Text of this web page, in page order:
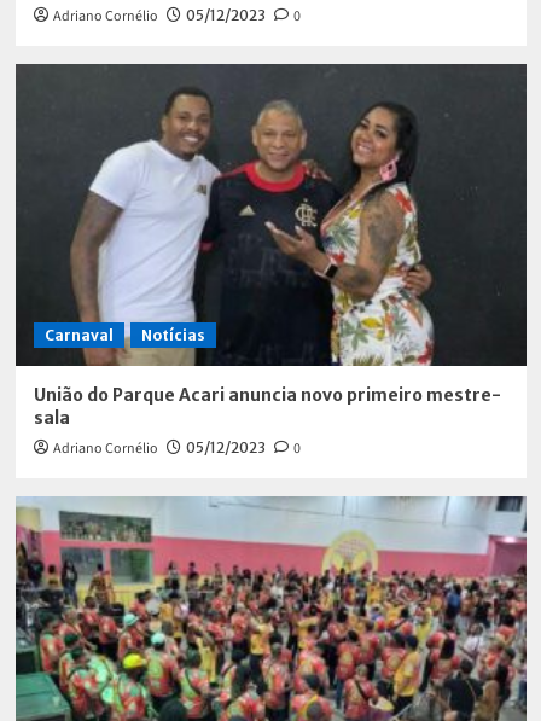
Adriano Cornélio 05/12/2023 0
Carnaval Notícias
União do Parque Acari anuncia novo primeiro mestre-
sala
Adriano Cornélio 05/12/2023 0